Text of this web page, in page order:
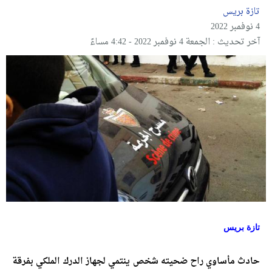
تازة بريس
4 نوفمبر 2022
آخر تحديث : الجمعة 4 نوفمبر 2022 - 4:42 مساءً
تازة بريس
حادث مأساوي راح ضحيته شخص ينتمي لجهاز الدرك الملكي بفرقة